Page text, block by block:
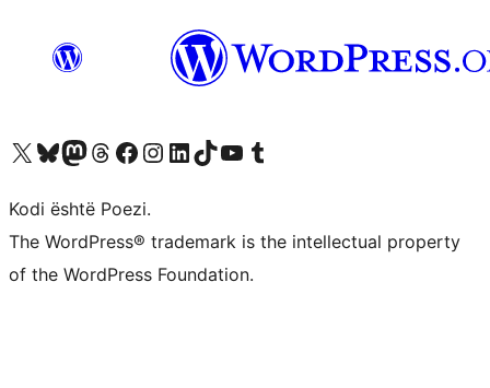
Vizitoni llogarinë tonë X (ish Twitter)
Vizitoni llogarinë tonë Bluesky
Vizitoni llogarinë tonë Mastodon
Vizitoni llogarinë tonë Threads
Vizitoni faqen tonë në Facebook
Vizitoni llogarinë tonë Instagram
Vizitoni llogarinë tonë LinkedIn
Vizitoni llogarinë tonë TikTok
Vizitoni kanalin tonë YouTube
Vizitoni llogarinë tonë Tumblr
Kodi është Poezi.
The WordPress® trademark is the intellectual property
of the WordPress Foundation.